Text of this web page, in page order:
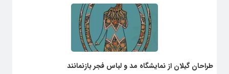
طراحان گیلان از نمایشگاه مد و لباس فجر بازنمانند